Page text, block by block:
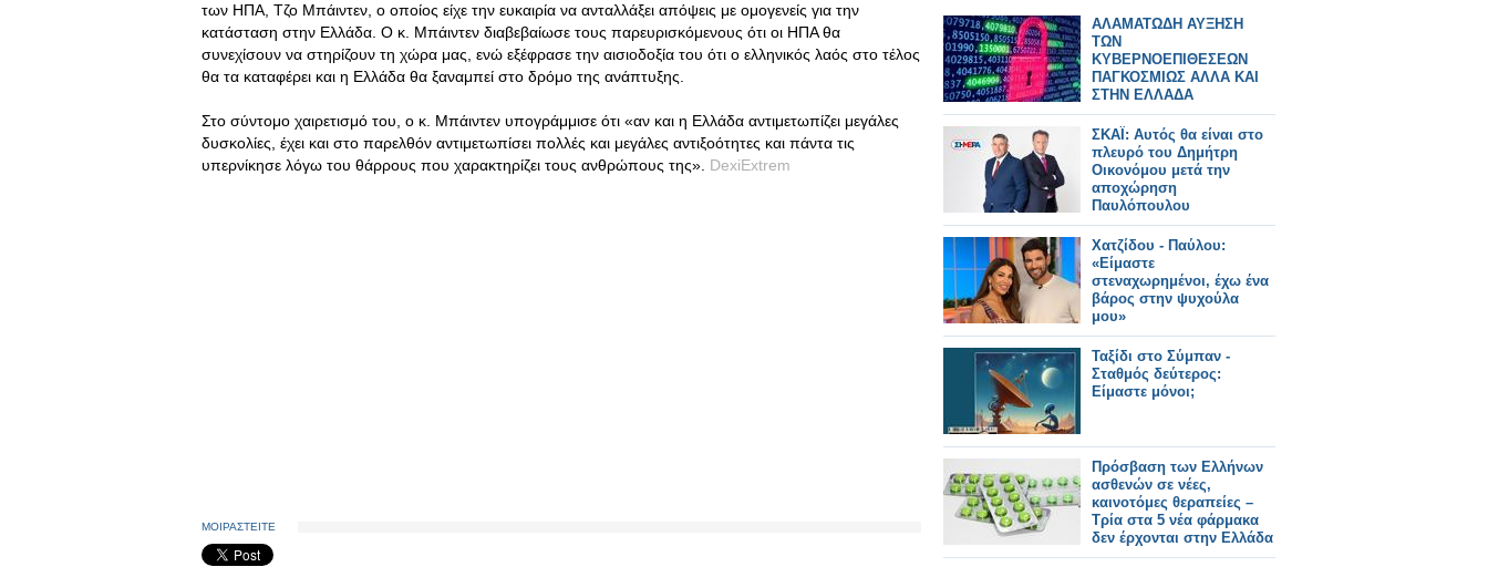
των ΗΠΑ, Τζο Μπάιντεν, ο οποίος είχε την ευκαιρία να ανταλλάξει απόψεις με ομογενείς για την
κατάσταση στην Ελλάδα. Ο κ. Μπάιντεν διαβεβαίωσε τους παρευρισκόμενους ότι οι ΗΠΑ θα
συνεχίσουν να στηρίζουν τη χώρα μας, ενώ εξέφρασε την αισιοδοξία του ότι ο ελληνικός λαός στο τέλος
θα τα καταφέρει και η Ελλάδα θα ξαναμπεί στο δρόμο της ανάπτυξης.
Στο σύντομο χαιρετισμό του, ο κ. Μπάιντεν υπογράμμισε ότι «αν και η Ελλάδα αντιμετωπίζει μεγάλες
δυσκολίες, έχει και στο παρελθόν αντιμετωπίσει πολλές και μεγάλες αντιξοότητες και πάντα τις
υπερνίκησε λόγω του θάρρους που χαρακτηρίζει τους ανθρώπους της». DexiExtrem
ΜΟΙΡΑΣΤΕΙΤΕ
ΑΛΑΜΑΤΩΔΗ ΑΥΞΗΣΗ
ΤΩΝ
ΚΥΒΕΡΝΟΕΠΙΘΕΣΕΩΝ
ΠΑΓΚΟΣΜΙΩΣ ΑΛΛΑ ΚΑΙ
ΣΤΗΝ ΕΛΛΑΔΑ
ΣΚΑΪ: Αυτός θα είναι στο
πλευρό του Δημήτρη
Οικονόμου μετά την
αποχώρηση
Παυλόπουλου
Χατζίδου - Παύλου:
«Είμαστε
στεναχωρημένοι, έχω ένα
βάρος στην ψυχούλα
μου»
Ταξίδι στο Σύμπαν -
Σταθμός δεύτερος:
Είμαστε μόνοι;
Πρόσβαση των Ελλήνων
ασθενών σε νέες,
καινοτόμες θεραπείες –
Τρία στα 5 νέα φάρμακα
δεν έρχονται στην Ελλάδα